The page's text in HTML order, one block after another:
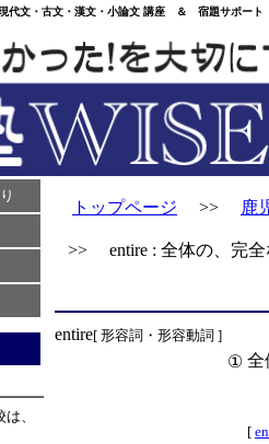
文・古文・漢文・小論文 講座 ＆ 宿題サポー
、
トップページ >> 鹿
>> entire : 全体の、完全
entire[ 形容詞・形容動詞 ]
① 全
[